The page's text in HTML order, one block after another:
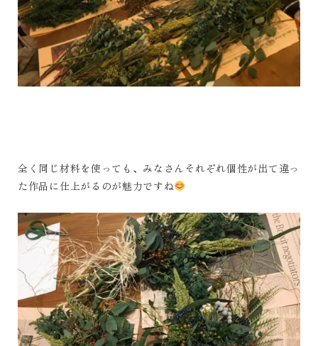
全く同じ材料を使っても、みなさんそれぞれ個性が出て違っ
た作品に仕上がるのが魅力ですね